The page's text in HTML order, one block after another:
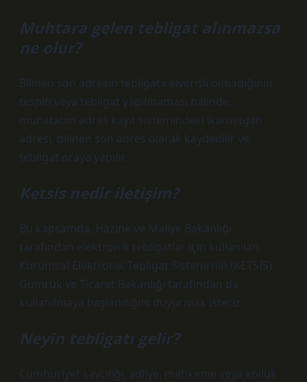
Muhtara gelen tebligat alınmazsa
ne olur?
Bilinen son adresin tebligata elverişli olmadığının
tespiti veya tebligat yapılmaması halinde,
muhatabın adres kayıt sistemindeki ikametgah
adresi, bilinen son adres olarak kaydedilir ve
tebligat oraya yapılır.
Ketsis nedir iletişim?
Bu kapsamda, Hazine ve Maliye Bakanlığı
tarafından elektronik tebligatlar için kullanılan
Kurumsal Elektronik Tebligat Sistemi’nin (KETSİS)
Gümrük ve Ticaret Bakanlığı tarafından da
kullanılmaya başlandığını duyurmak isteriz.
Neyin tebligatı gelir?
Cumhuriyet savcılığı, adliye, mahkeme veya kolluk